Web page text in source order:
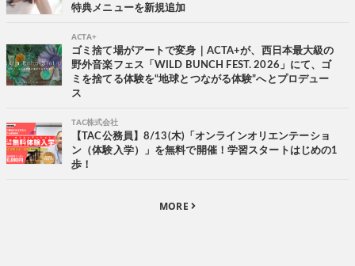
特典メニューを新規追加
ACTA+
ゴミ捨て場がアートで変身｜ACTA+が、西日本最大級の
野外音楽フェス「WILD BUNCH FEST. 2026」にて、ゴ
ミを捨てる体験を“地球とつながる体験”へとプロデュー
ス
TAC株式会社
【TAC公務員】8/13(木)「オンラインオリエンテーショ
ン（体験入学）」を無料で開催！学習スタートはじめの1
歩！
MORE